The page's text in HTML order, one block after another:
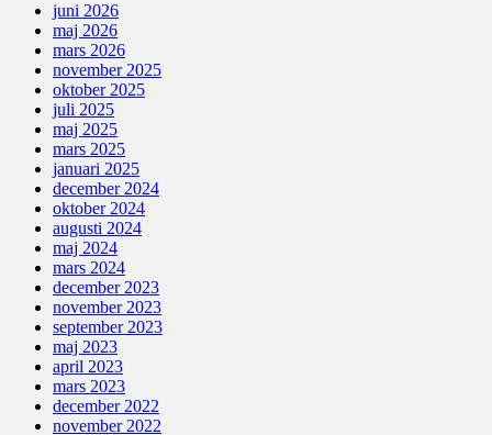
juni 2026
maj 2026
mars 2026
november 2025
oktober 2025
juli 2025
maj 2025
mars 2025
januari 2025
december 2024
oktober 2024
augusti 2024
maj 2024
mars 2024
december 2023
november 2023
september 2023
maj 2023
april 2023
mars 2023
december 2022
november 2022